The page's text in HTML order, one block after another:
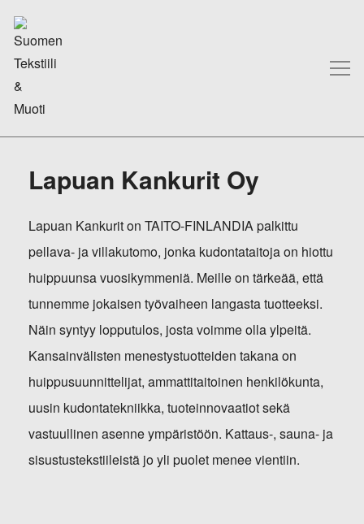
Lapuan Kankurit Oy
Lapuan Kankurit on TAITO-FINLANDIA palkittu
pellava- ja villakutomo, jonka kudontataitoja on hiottu
huippuunsa vuosikymmeniä. Meille on tärkeää, että
tunnemme jokaisen työvaiheen langasta tuotteeksi.
Näin syntyy lopputulos, josta voimme olla ylpeitä.
Kansainvälisten menestystuotteiden takana on
huippusuunnittelijat, ammattitaitoinen henkilökunta,
uusin kudontatekniikka, tuoteinnovaatiot sekä
vastuullinen asenne ympäristöön. Kattaus-, sauna- ja
sisustustekstiileistä jo yli puolet menee vientiin.